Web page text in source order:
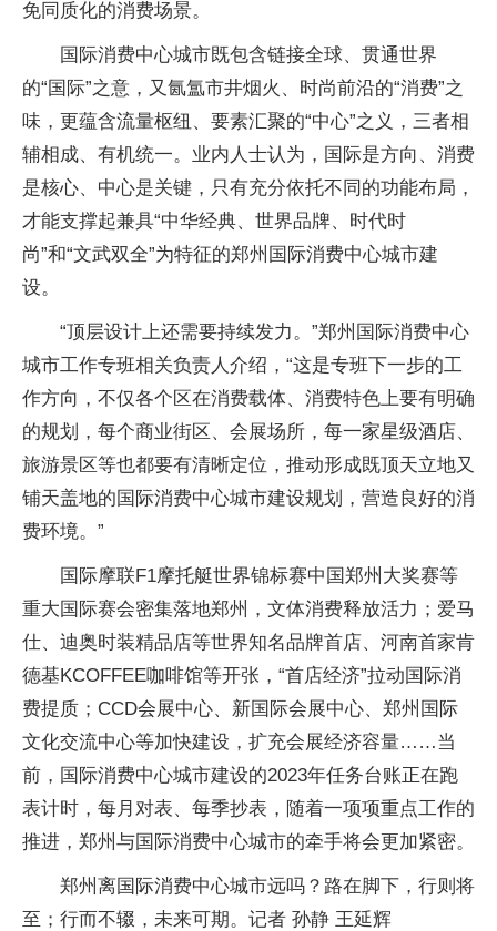
免同质化的消费场景。
国际消费中心城市既包含链接全球、贯通世界
的“国际”之意，又氤氲市井烟火、时尚前沿的“消费”之
味，更蕴含流量枢纽、要素汇聚的“中心”之义，三者相
辅相成、有机统一。业内人士认为，国际是方向、消费
是核心、中心是关键，只有充分依托不同的功能布局，
才能支撑起兼具“中华经典、世界品牌、时代时
尚”和“文武双全”为特征的郑州国际消费中心城市建
设。
“顶层设计上还需要持续发力。”郑州国际消费中心
城市工作专班相关负责人介绍，“这是专班下一步的工
作方向，不仅各个区在消费载体、消费特色上要有明确
的规划，每个商业街区、会展场所，每一家星级酒店、
旅游景区等也都要有清晰定位，推动形成既顶天立地又
铺天盖地的国际消费中心城市建设规划，营造良好的消
费环境。”
国际摩联F1摩托艇世界锦标赛中国郑州大奖赛等
重大国际赛会密集落地郑州，文体消费释放活力；爱马
仕、迪奥时装精品店等世界知名品牌首店、河南首家肯
德基KCOFFEE咖啡馆等开张，“首店经济”拉动国际消
费提质；CCD会展中心、新国际会展中心、郑州国际
文化交流中心等加快建设，扩充会展经济容量……当
前，国际消费中心城市建设的2023年任务台账正在跑
表计时，每月对表、每季抄表，随着一项项重点工作的
推进，郑州与国际消费中心城市的牵手将会更加紧密。
郑州离国际消费中心城市远吗？路在脚下，行则将
至；行而不辍，未来可期。记者 孙静 王延辉